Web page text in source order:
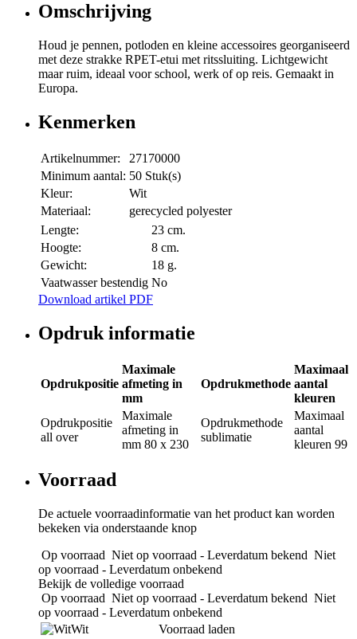
Omschrijving
Houd je pennen, potloden en kleine accessoires georganiseerd
met deze strakke RPET-etui met ritssluiting. Lichtgewicht
maar ruim, ideaal voor school, werk of op reis. Gemaakt in
Europa.
Kenmerken
Artikelnummer:
27170000
Minimum aantal: 50 Stuk(s)
Kleur:
Wit
Materiaal:
gerecycled polyester
Lengte:
23 cm.
Hoogte:
8 cm.
Gewicht:
18 g.
Vaatwasser bestendig No
Download artikel PDF
Opdruk informatie
Opdrukpositie
Maximale
afmeting in
mm
Opdrukmethode
Maximaal
aantal
kleuren
Opdrukpositie
all over
Maximale
afmeting in
mm 80 x 230
Opdrukmethode
sublimatie
Maximaal
aantal
kleuren 99
Voorraad
De actuele voorraadinformatie van het product kan worden
bekeken via onderstaande knop
Op voorraad Niet op voorraad - Leverdatum bekend Niet
op voorraad - Leverdatum onbekend
Bekijk de volledige voorraad
Op voorraad Niet op voorraad - Leverdatum bekend Niet
op voorraad - Leverdatum onbekend
Wit
Voorraad laden